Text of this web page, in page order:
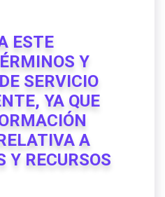
ESTE
Y
SERVICIO
YA QUE
A
Y RECURSOS